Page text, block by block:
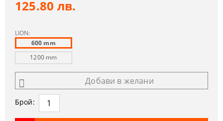
125.80 лв.
LION:
600 mm
1200 mm
Добави в желани
Брой: